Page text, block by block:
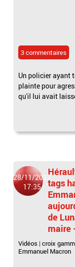
3 commentaires
Un policier ayant
plainte pour
qu'il lui avait
28/11/2023
17:35
tags
de
maire
Vidéos |croix
Emmanuel Macron